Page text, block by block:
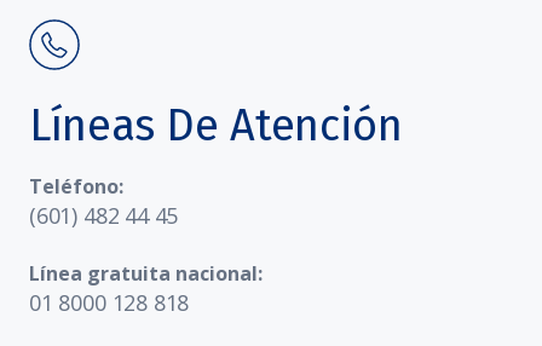
Líneas De Atención
Teléfono:
(601) 482 44 45
Línea gratuita nacional:
01 8000 128 818